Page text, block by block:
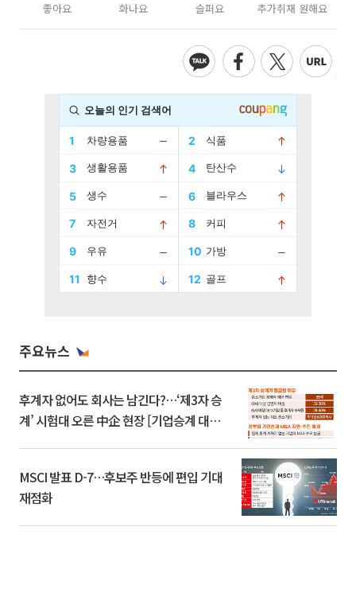
좋아요 화나요 슬퍼요 추가취재 원해요
주요뉴스
후계자 없어도 회사는 남긴다?…‘제3자 승
계’ 시험대 오른 中企 현장 [기업승계 대전
MSCI 발표 D-7…후보주 반등에 편입 기대
재점화